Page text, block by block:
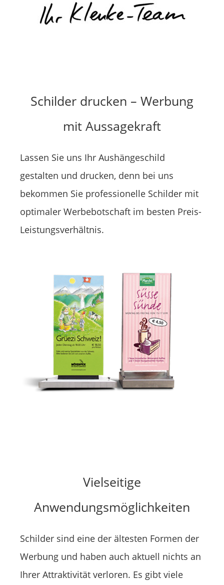
Schilder drucken – Werbung
mit Aussagekraft
Lassen Sie uns Ihr Aushängeschild
gestalten und drucken, denn bei uns
bekommen Sie professionelle Schilder mit
optimaler Werbebotschaft im besten Preis-
Leistungsverhältnis.
Vielseitige
Anwendungsmöglichkeiten
Schilder sind eine der ältesten Formen der
Werbung und haben auch aktuell nichts an
Ihrer Attraktivität verloren. Es gibt viele